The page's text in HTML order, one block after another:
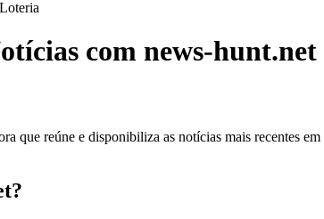
Loteria
com news-hunt.net
que reúne e disponibiliza as notícias mais recentes